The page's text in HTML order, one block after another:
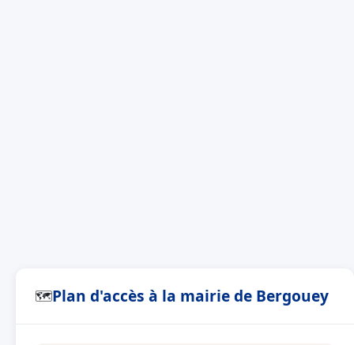
🗺Plan d'accès à la mairie de Bergouey